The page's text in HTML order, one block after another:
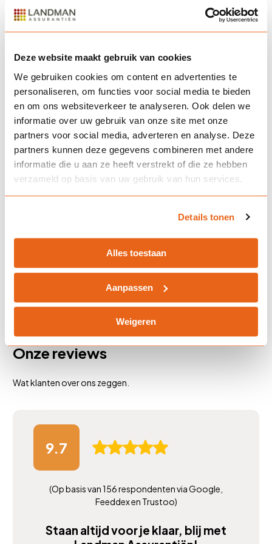
Deze website maakt gebruik van cookies
We gebruiken cookies om content en advertenties te
personaliseren, om functies voor social media te bieden
en om ons websiteverkeer te analyseren. Ook delen we
informatie over uw gebruik van onze site met onze
partners voor social media, adverteren en analyse. Deze
partners kunnen deze gegevens combineren met andere
informatie die u aan ze heeft verstrekt of die ze hebben
verzameld op basis van uw gebruik van hun services.
Details tonen
Alles toestaan
Aanpassen
Weigeren
risicomanagementplannen, maar ook bij de implementatie
ervan. Ze zorgen voor de integratie van
risicobeheersstrategieën in de dagelijkse bedrijfsprocessen en
monitoren de effectiviteit van deze strategieën, waarbij ze
aanpassingen voorstellen wanneer nodig.
Meer weten of interesse?
Wij helpen je graag met het in kaart brengen van de
belangrijkste risico’s. Wij stellen een rapport op waardoor je
alle risico’s leert kennen en geven advies op welke manier je de
Plan hier direct een afspraak
Neem contact op om de mogelijkheden te bespreken
Onze reviews
Wat klanten over ons zeggen.
9.7
(Op basis van 156 respondenten via Google,
Feeddex en Trustoo)
Staan altijd voor je klaar, blij met